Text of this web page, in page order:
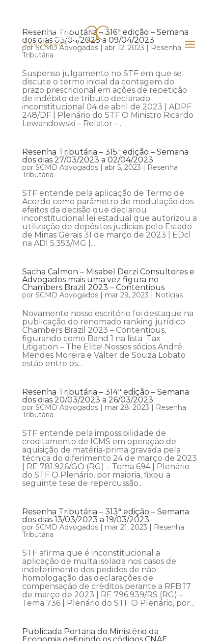
Resenha Tributária – 316ª edição – Semana
dos dias 03/04/2023 a 09/04/2023
porSCMD Advogados| abr 12, 2023 | Resenha
Tributária
Suspenso julgamento no STF em que se
discute o termo inicial da contagem do
prazo prescricional em ações de repetição
de indébito de tributo declarado
inconstitucional 04 de abril de 2023 | ADPF
248/DF | Plenário do STF O Ministro Ricardo
Lewandowski – Relator –...
Resenha Tributária – 315ª edição – Semana
dos dias 27/03/2023 a 02/04/2023
por SCMD Advogados| abr 5, 2023 | Resenha
Tributária
STF entende pela aplicação de Termo de
Acordo como parâmetro de modulação dos
efeitos da decisão que declarou
inconstitucional lei estadual que autorizou a
utilização de depósitos judiciais pelo Estado
de Minas Gerais 31 de março de 2023 | EDcl
na ADI 5.353/MG |...
Sacha Calmon – Misabel Derzi Consultores e
Advogados mais uma vez figura no
Chambers Brazil 2023 – Contentious
por SCMD Advogados| mar 29, 2023 | Notícias
Novamente nosso escritório foi destaque na
publicação do renomado ranking jurídico
Chambers Brazil 2023 – Contentious,
figurando como Band 1 na lista Tax
Litigation – The Elite! Nossos sócios André
Mendes Moreira e Valter de Souza Lobato
estão entre os...
Resenha Tributária – 314ª edição – Semana
dos dias 20/03/2023 a 26/03/2023
por SCMD Advogados| mar 28, 2023 | Resenha
Tributária
STF entende pela impossibilidade de
creditamento de ICMS em operação de
aquisição de matéria-prima gravada pela
técnica do diferimento 24 de março de 2023
| RE 781.926/GO (RG) – Tema 694 | Plenário
do STF O Plenário, por maioria, fixou a
seguinte tese de repercussão...
Resenha Tributária – 313ª edição – Semana
dos dias 13/03/2023 a 19/03/2023
por SCMD Advogados| mar 21, 2023 | Resenha
Tributária
STF afirma que é inconstitucional a
aplicação de multa isolada nos casos de
indeferimento dos pedidos de não
homologação das declarações de
compensação de créditos perante a RFB 17
de março de 2023 | RE 796.939/RS (RG) –
Tema 736 | Plenário do STF O Plenário, por...
Publicada Portaria do Ministério da